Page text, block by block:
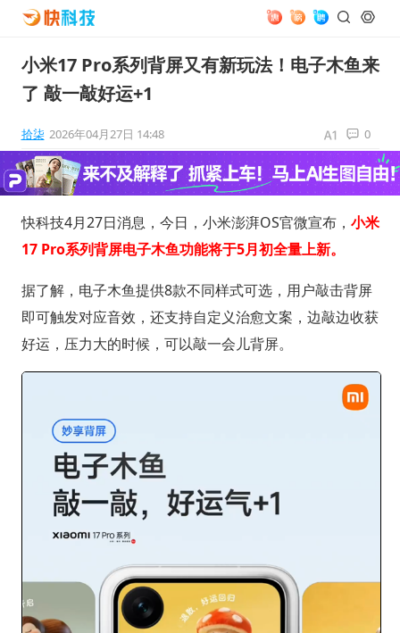
小米17 Pro系列背屏又有新玩法！电子木鱼来
了 敲一敲好运+1
拾柒 2026年04月27日 14:48 0
快科技4月27日消息，今日，小米澎湃OS官微宣布， 小米
17 Pro系列背屏电子木鱼功能将于5月初全量上新。
据了解，电子木鱼提供8款不同样式可选，用户敲击背屏
即可触发对应音效，还支持自定义治愈文案，边敲边收获
好运，压力大的时候，可以敲一会儿背屏。